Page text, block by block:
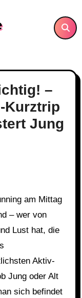
–
Kurztrip
Jung
– wer von
Lust hat, die
Aktiv-
Jung oder Alt
sich befindet